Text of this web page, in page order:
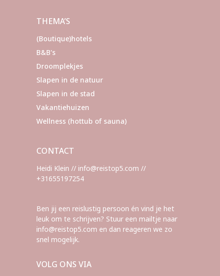
THEMA’S
(Boutique)hotels
B&B's
Droomplekjes
Slapen in de natuur
Slapen in de stad
Vakantiehuizen
Wellness (hottub of sauna)
CONTACT
Heidi Klein // info@reistop5.com //
+31655197254
Ben jij een reislustig persoon én vind je het
leuk om te schrijven? Stuur een mailtje naar
info@reistop5.com en dan reageren we zo
snel mogelijk.
VOLG ONS VIA